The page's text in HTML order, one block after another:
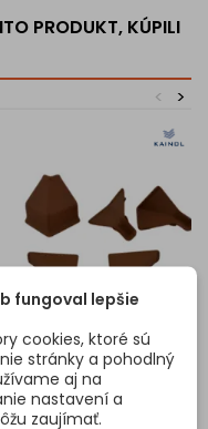
PRODUKT, KÚPILI
>
<
SADA KONCOVIEK NA
TESNIACU LIŠTU KAINDL /
HNEDÁ
Sada koncoviek k tesniacej
fungoval lepšie
cookies, ktoré sú
stránky a pohodlný
aj na
nastavení a
zaujímať.